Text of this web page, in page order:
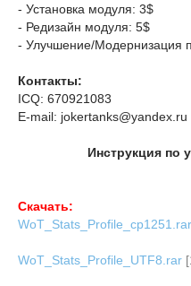
- Установка модуля: 3$
- Редизайн модуля: 5$
- Улучшение/Модернизация
Контакты:
ICQ: 670921083
E-mail: jokertanks@yandex.ru
Инструкция по
Скачать:
WoT_Stats_Profile_cp1251.rar
WoT_Stats_Profile_UTF8.rar